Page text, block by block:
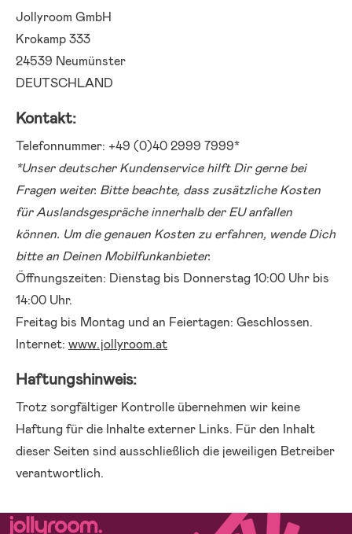
Jollyroom GmbH
Krokamp 333
24539 Neumünster
DEUTSCHLAND
Kontakt:
Telefonnummer: +49 (0)40 2999 7999*
*Unser deutscher Kundenservice hilft Dir gerne bei
Fragen weiter. Bitte beachte, dass zusätzliche Kosten
für Auslandsgespräche innerhalb der EU anfallen
können. Um die genauen Kosten zu erfahren, wende Dich
bitte an Deinen Mobilfunkanbieter.
Öffnungszeiten: Dienstag bis Donnerstag 10:00 Uhr bis
14:00 Uhr.
Freitag bis Montag und an Feiertagen: Geschlossen.
Internet: www.jollyroom.at
Haftungshinweis:
Trotz sorgfältiger Kontrolle übernehmen wir keine
Haftung für die Inhalte externer Links. Für den Inhalt
dieser Seiten sind ausschließlich die jeweiligen Betreiber
verantwortlich.